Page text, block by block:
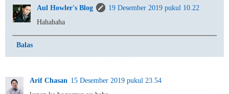
Aul Howler's Blog
19 Desember 2019 pukul 10.22
Hahahaha
Balas
Arif Chasan 15 Desember 2019 pukul 23.54